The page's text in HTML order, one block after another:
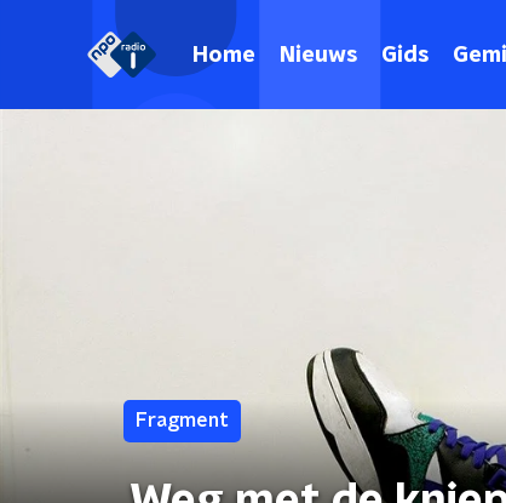
Home Nieuws Gids
Fragment